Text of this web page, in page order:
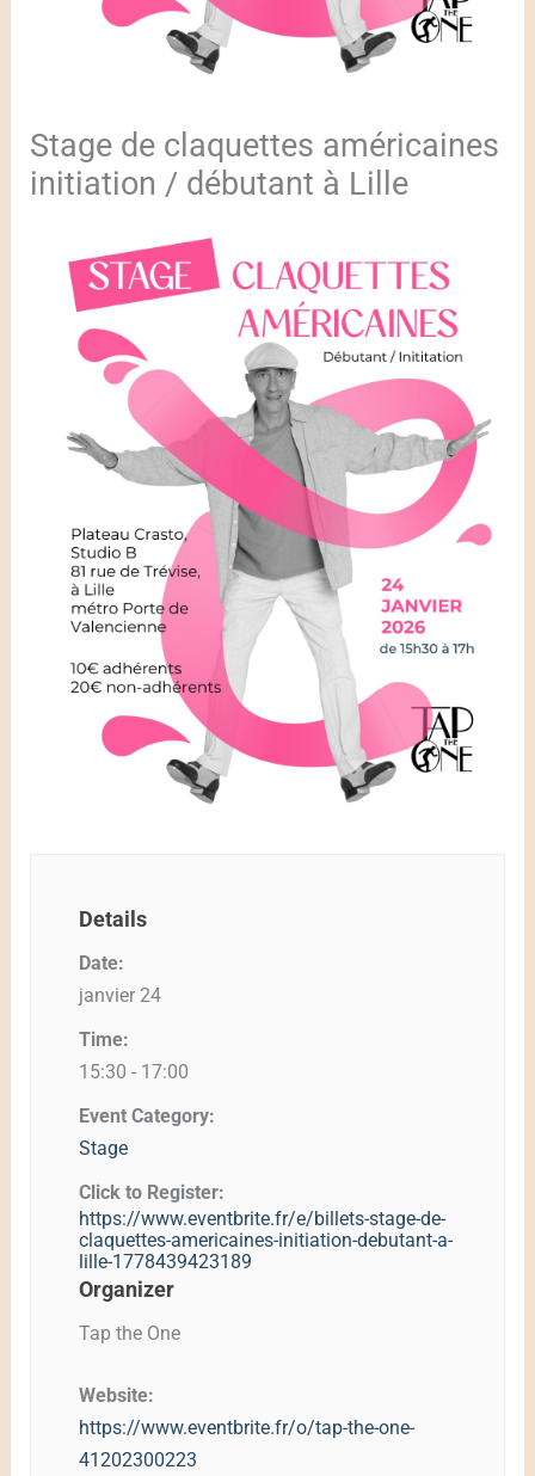
Stage de claquettes américaines
initiation / débutant à Lille
Details
Date:
janvier 24
Time:
15:30 - 17:00
Event Category:
Stage
Click to Register:
https://www.eventbrite.fr/e/billets-stage-de-
claquettes-americaines-initiation-debutant-a-
lille-1778439423189
Organizer
Tap the One
Website:
https://www.eventbrite.fr/o/tap-the-one-
41202300223